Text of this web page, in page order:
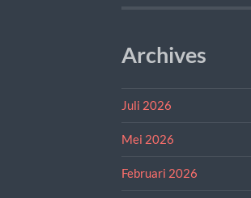
Archives
Juli 2026
Mei 2026
Februari 2026